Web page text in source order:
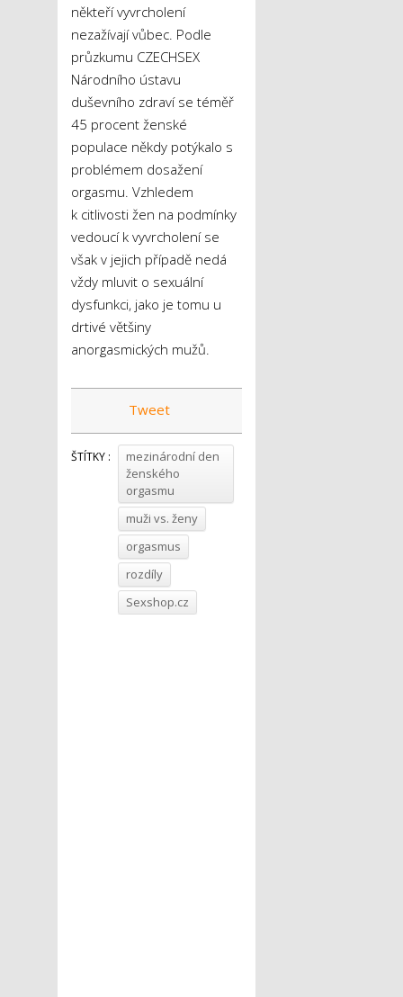
někteří vyvrcholení
nezažívají vůbec. Podle
průzkumu CZECHSEX
Národního ústavu
duševního zdraví se téměř
45 procent ženské
populace někdy potýkalo s
problémem dosažení
orgasmu. Vzhledem
k citlivosti žen na podmínky
vedoucí k vyvrcholení se
však v jejich případě nedá
vždy mluvit o sexuální
dysfunkci, jako je tomu u
drtivé většiny
anorgasmických mužů.
Tweet
ŠTÍTKY :
mezinárodní den
ženského
orgasmu
muži vs. ženy
orgasmus
rozdíly
Sexshop.cz